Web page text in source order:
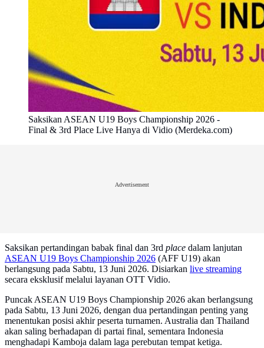
Saksikan ASEAN U19 Boys Championship 2026 -
Final & 3rd Place Live Hanya di Vidio (Merdeka.com)
Advertisement
Saksikan pertandingan babak final dan 3rd place dalam lanjutan
ASEAN U19 Boys Championship 2026 (AFF U19) akan
berlangsung pada Sabtu, 13 Juni 2026. Disiarkan live streaming
secara eksklusif melalui layanan OTT Vidio.
Puncak ASEAN U19 Boys Championship 2026 akan berlangsung
pada Sabtu, 13 Juni 2026, dengan dua pertandingan penting yang
menentukan posisi akhir peserta turnamen. Australia dan Thailand
akan saling berhadapan di partai final, sementara Indonesia
menghadapi Kamboja dalam laga perebutan tempat ketiga.